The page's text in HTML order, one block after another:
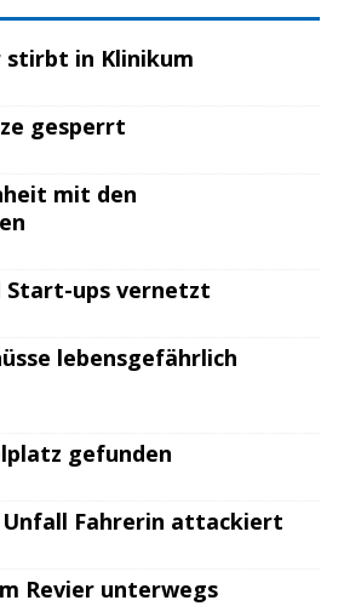
in Klinikum
gesperrt
mit den
ups vernetzt
lebensgefährlich
gefunden
Fahrerin attackiert
Revier unterwegs